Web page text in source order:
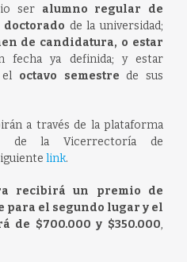
ser alumno regular de
de la universidad;
de candidatura, o estar
fecha ya definida; y estar
octavo semestre de sus
a través de la plataforma
de la Vicerrectoría de
link.
recibirá un premio de
para el segundo lugar y el
de $700.000 y $350.000,